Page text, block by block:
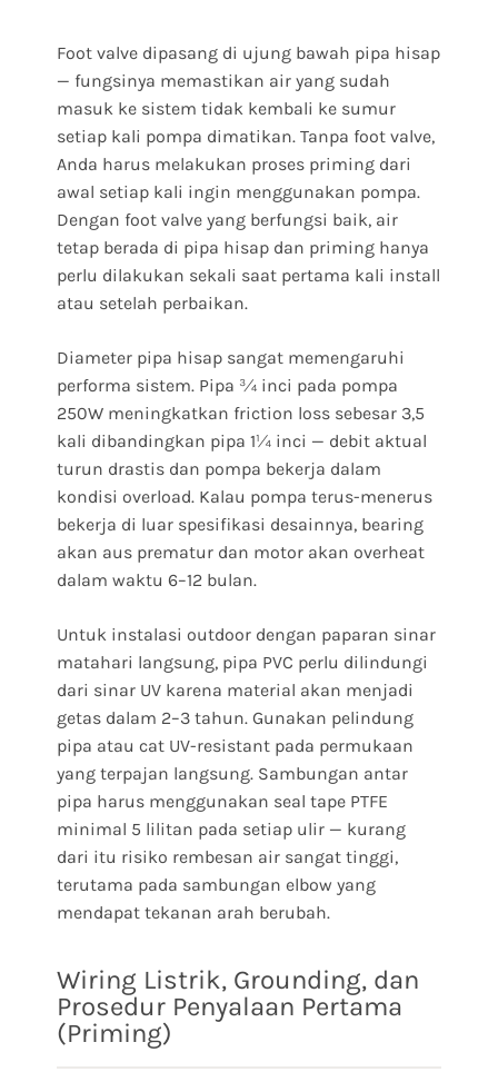
Foot valve dipasang di ujung bawah pipa hisap
— fungsinya memastikan air yang sudah
masuk ke sistem tidak kembali ke sumur
setiap kali pompa dimatikan. Tanpa foot valve,
Anda harus melakukan proses priming dari
awal setiap kali ingin menggunakan pompa.
Dengan foot valve yang berfungsi baik, air
tetap berada di pipa hisap dan priming hanya
perlu dilakukan sekali saat pertama kali install
atau setelah perbaikan.
Diameter pipa hisap sangat memengaruhi
performa sistem. Pipa ¾ inci pada pompa
250W meningkatkan friction loss sebesar 3,5
kali dibandingkan pipa 1¼ inci — debit aktual
turun drastis dan pompa bekerja dalam
kondisi overload. Kalau pompa terus-menerus
bekerja di luar spesifikasi desainnya, bearing
akan aus prematur dan motor akan overheat
dalam waktu 6–12 bulan.
Untuk instalasi outdoor dengan paparan sinar
matahari langsung, pipa PVC perlu dilindungi
dari sinar UV karena material akan menjadi
getas dalam 2–3 tahun. Gunakan pelindung
pipa atau cat UV-resistant pada permukaan
yang terpajan langsung. Sambungan antar
pipa harus menggunakan seal tape PTFE
minimal 5 lilitan pada setiap ulir — kurang
dari itu risiko rembesan air sangat tinggi,
terutama pada sambungan elbow yang
mendapat tekanan arah berubah.
Wiring Listrik, Grounding, dan
Prosedur Penyalaan Pertama
(Priming)